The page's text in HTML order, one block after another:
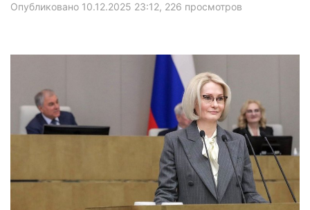
Опубликовано 10.12.2025 23:12, 226 просмотров